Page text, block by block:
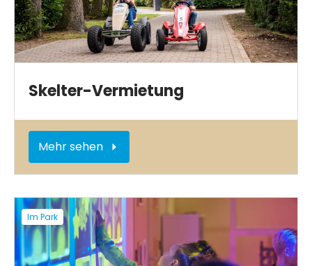
Skelter-Vermietung
Mehr sehen
Im Park